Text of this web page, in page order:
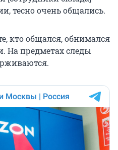
тесно очень общались.
кто общался, обнимался
На предметах следы